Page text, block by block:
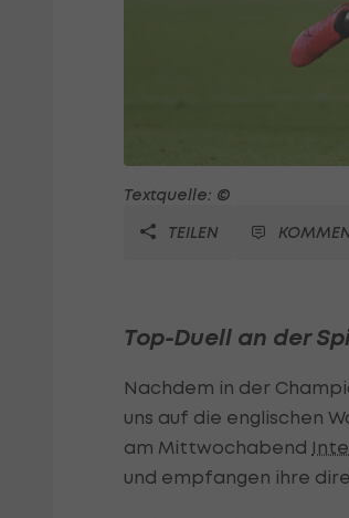
Textquelle: ©
TEILEN
Top-Duell an der
Nachdem in der
uns auf die englischen
am Mittwochabend
und empfangen ihre